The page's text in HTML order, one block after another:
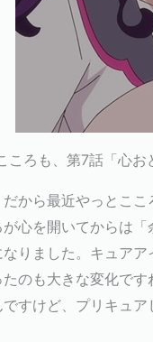
ろも、第7話「心お
から最近やっとこ
心を開いてからは
りました。キュア
のも大きな変化で
すけど、プリキュ